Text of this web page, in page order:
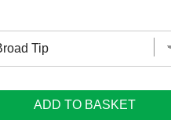
ADD TO BASKET